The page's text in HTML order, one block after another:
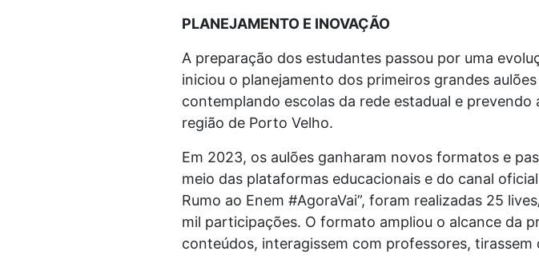
PLANEJAMENTO E INOVAÇÃO
A preparação dos estudantes passou por uma
iniciou o planejamento dos primeiros grandes
contemplando escolas da rede estadual e
região de Porto Velho.
Em 2023, os aulões ganharam novos formatos e
meio das plataformas educacionais e do canal
Rumo ao Enem #AgoraVai”, foram realizadas 25
mil participações. O formato ampliou o alcance da
conteúdos, interagissem com professores,